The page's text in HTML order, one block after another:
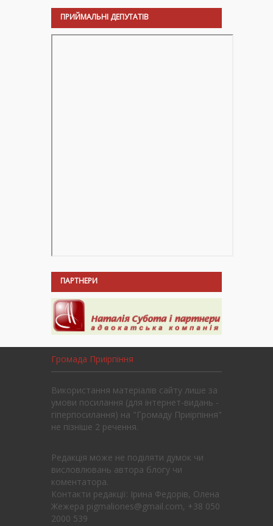
ПРИЙМАЛЬНІ ДЕПУТАТІВ
ПАРТНЕРИ
Громада Приірпіння
Використання матеріалів сайту лише за
умови посилання (для інтернет-видань -
гіперпосилання) на "Громаду Приірпіння"
не пізніше 2 речення.
Редакція може не поділяти думок чи
висловлювань автора блогу чи
коментатора.
Контакти редакції: Ірина Федорів, Олена
Жежера pigmaliones@gmail.com, +38 050
2000 539